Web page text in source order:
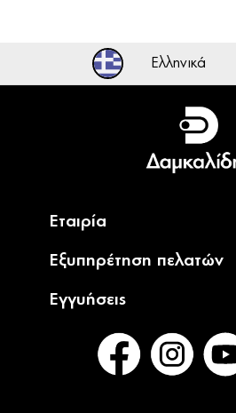
Ελληνικά
Ελληνικά
English
Εταιρία
Εξυπηρέτηση πελατών
Εγγυήσεις